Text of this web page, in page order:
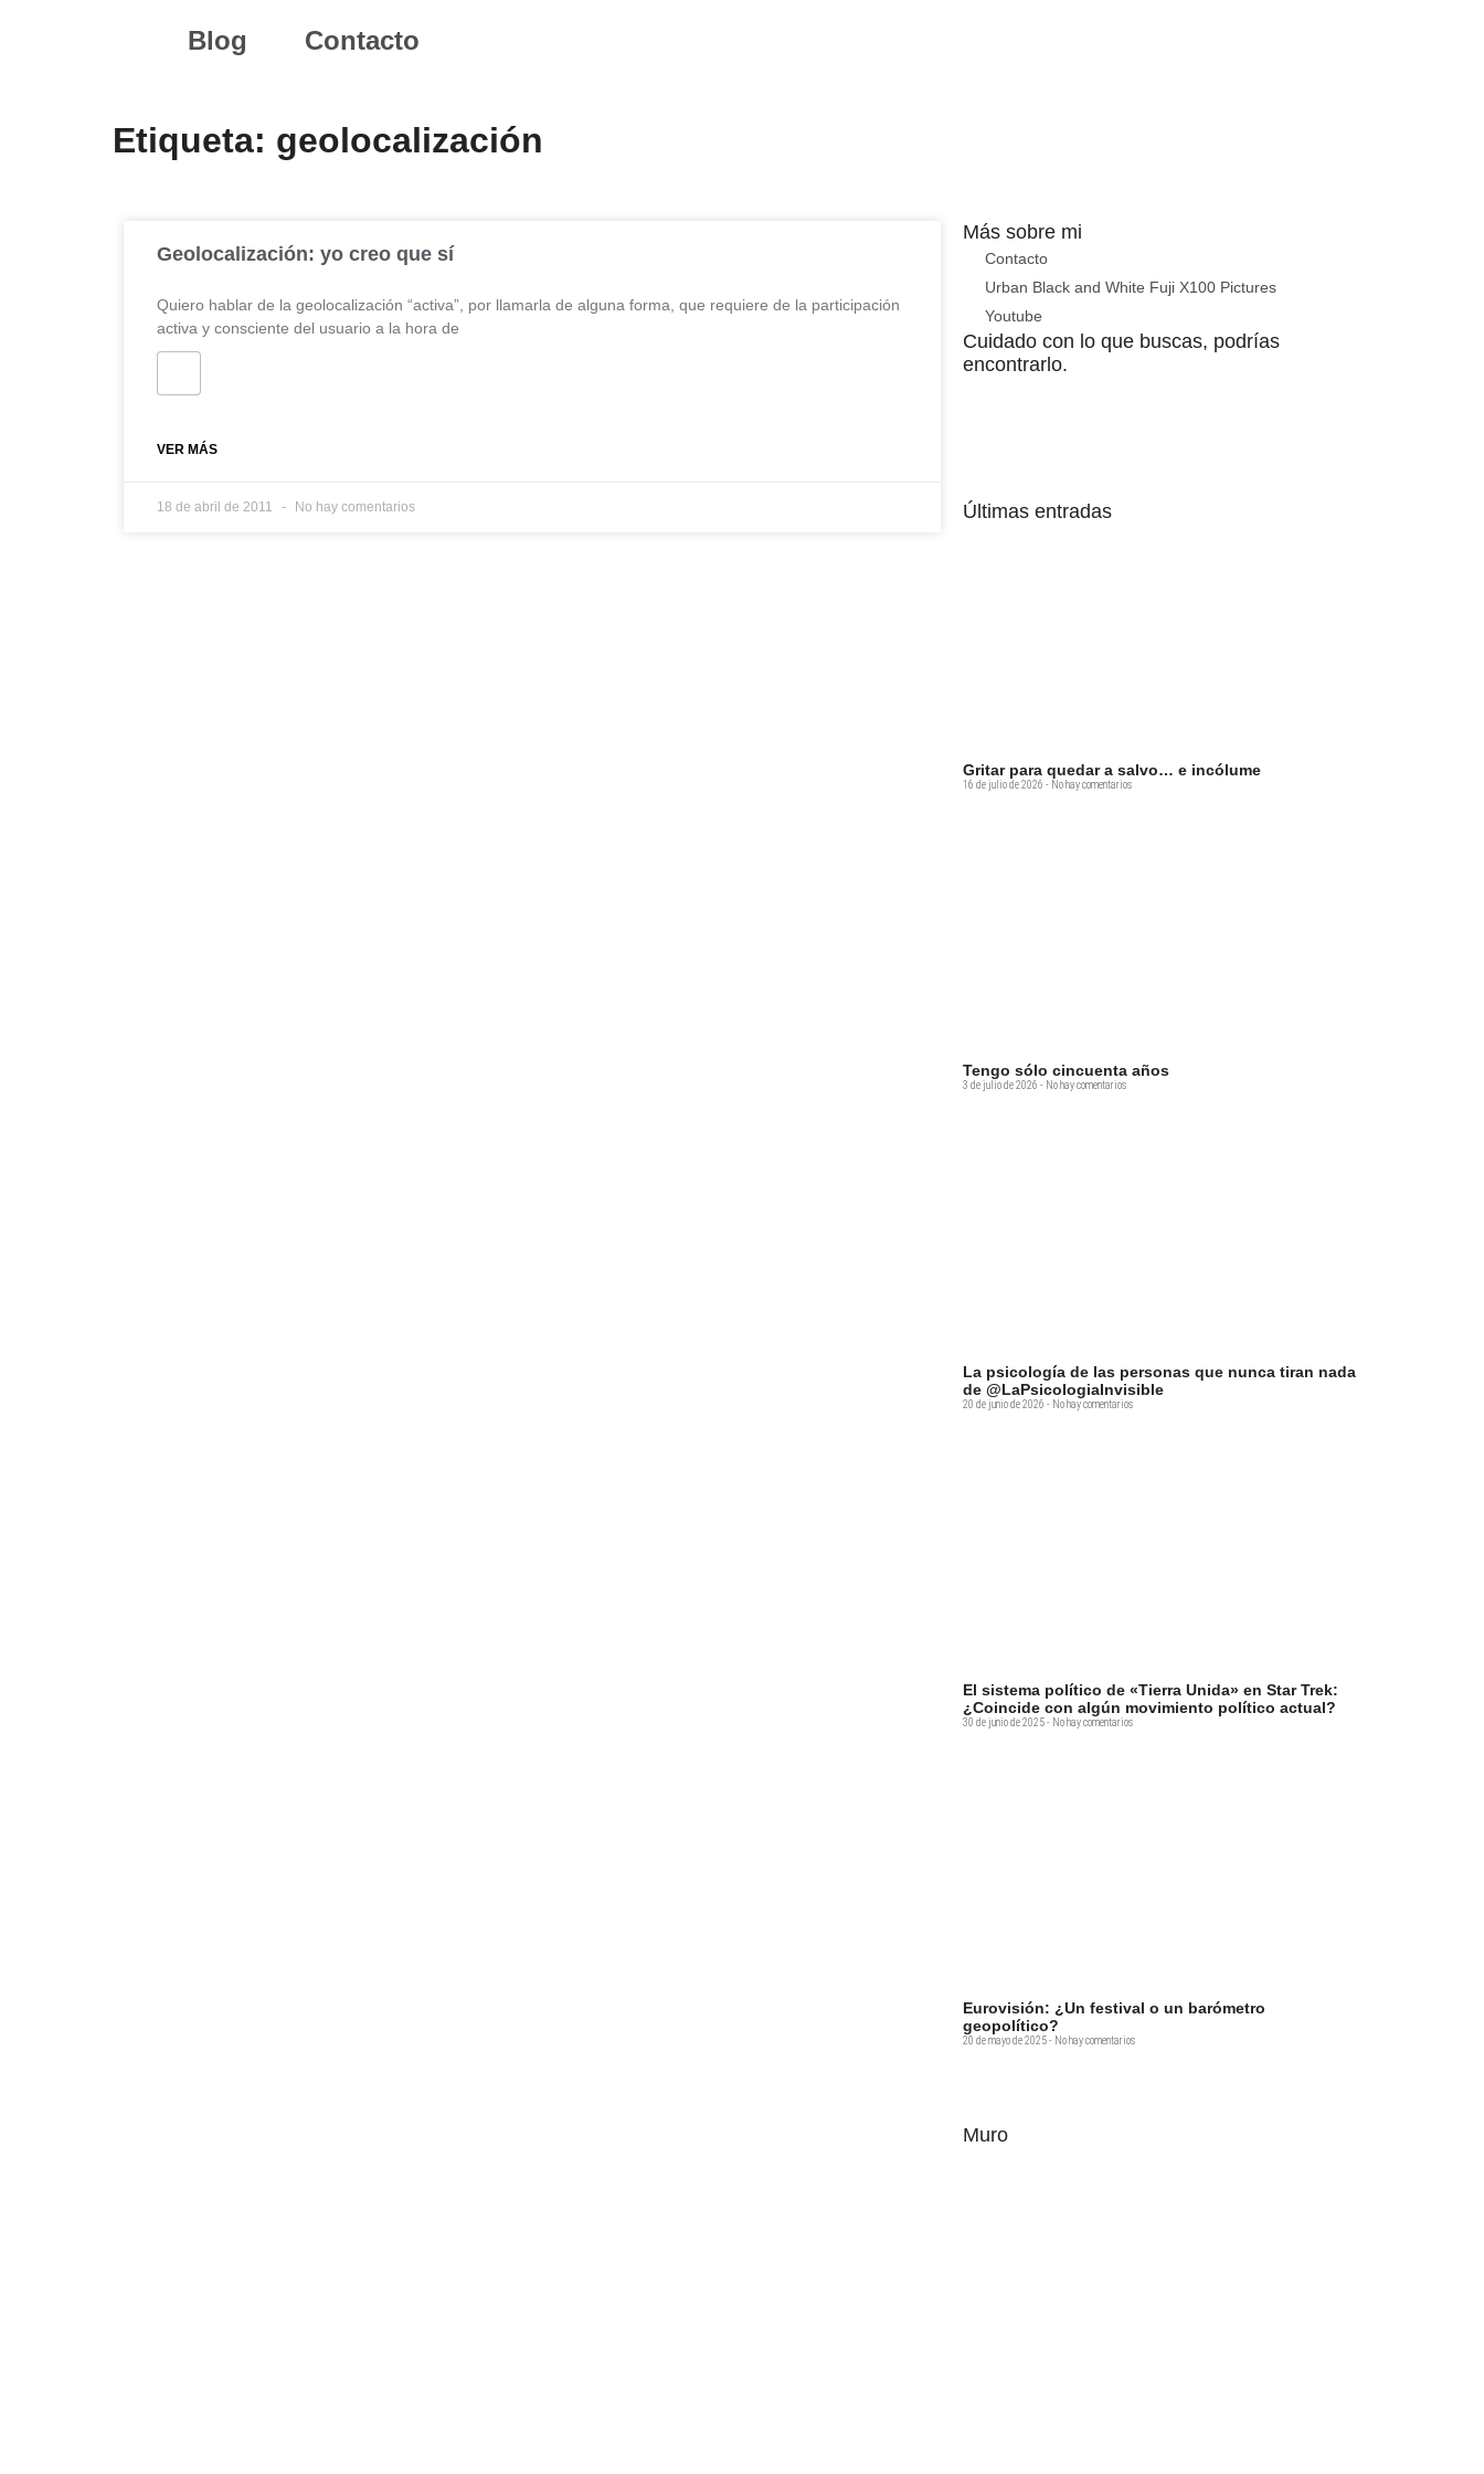
Blog Contacto
Etiqueta: geolocalización
Geolocalización: yo creo que sí
Quiero hablar de la geolocalización “activa”, por llamarla de alguna forma, que requiere de la participación
activa y consciente del usuario a la hora de
VER MÁS
18 de abril de 2011 No hay comentarios
Más sobre mi
Contacto
Urban Black and White Fuji X100 Pictures
Youtube
Cuidado con lo que buscas, podrías
encontrarlo.
Últimas entradas
Gritar para quedar a salvo… e incólume
16 de julio de 2026 No hay comentarios
Tengo sólo cincuenta años
3 de julio de 2026 No hay comentarios
La psicología de las personas que nunca tiran nada
de @LaPsicologiaInvisible
20 de junio de 2026 No hay comentarios
El sistema político de «Tierra Unida» en Star Trek:
¿Coincide con algún movimiento político actual?
30 de junio de 2025 No hay comentarios
Eurovisión: ¿Un festival o un barómetro
geopolítico?
20 de mayo de 2025 No hay comentarios
Muro